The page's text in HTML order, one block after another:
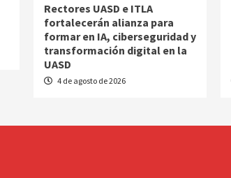
Rectores UASD e ITLA
fortalecerán alianza para
formar en IA, ciberseguridad y
transformación digital en la
UASD
4 de agosto de 2026